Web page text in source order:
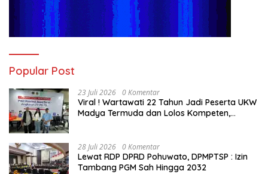
Popular Post
23 Juli 2026 0 Komentar
Viral ! Wartawati 22 Tahun Jadi Peserta UKW
Madya Termuda dan Lolos Kompeten,
28 Juli 2026 0 Komentar
Lewat RDP DPRD Pohuwato, DPMPTSP : Izin
Tambang PGM Sah Hingga 2032